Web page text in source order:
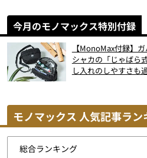
今月のモノマックス特別付録
【MonoMax付録】
シャカの「じゃばら
し入れのしやすさも
モノマックス 人気記事ラン